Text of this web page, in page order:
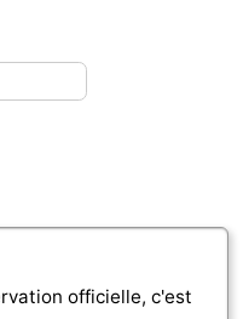
officielle, c'est